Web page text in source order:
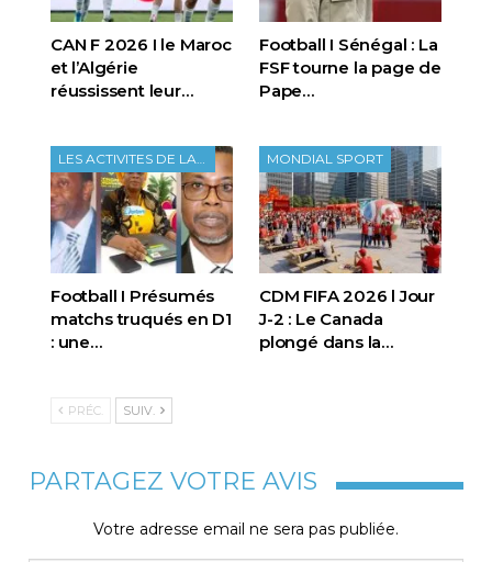
CAN F 2026 I le Maroc
et l’Algérie
réussissent leur…
Football I Sénégal : La
FSF tourne la page de
Pape…
Football I Présumés
matchs truqués en D1
: une…
MONDIAL SPORT
CDM FIFA 2026 l Jour
J-2 : Le Canada
plongé dans la…
PRÉC. SUIV.
PARTAGEZ VOTRE AVIS
Votre adresse email ne sera pas publiée.